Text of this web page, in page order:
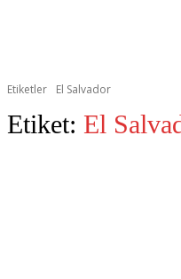
Etiketler El Salvador
Etiket: El